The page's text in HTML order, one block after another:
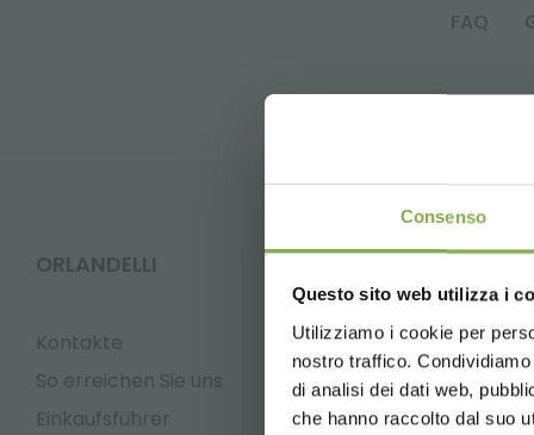
Consenso
Questo sito web utilizza i
Utilizziamo i cookie per
nostro traffico.
di analisi dei dati web,
che hanno raccolto dal suo
FAQ
ORLANDELLI
Kontakte
So erreichen Sie uns
Einkaufsführer
Whatsapp Email
5 % Rabatt
2 %
News und
Newsletter)
um